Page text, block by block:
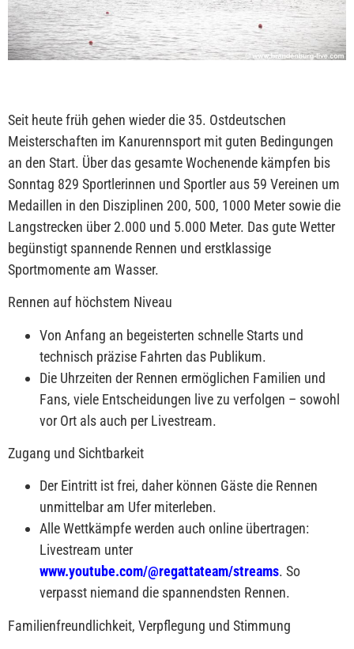
Seit heute früh gehen wieder die 35. Ostdeutschen
Meisterschaften im Kanurennsport mit guten Bedingungen
an den Start. Über das gesamte Wochenende kämpfen bis
Sonntag 829 Sportlerinnen und Sportler aus 59 Vereinen um
Medaillen in den Disziplinen 200, 500, 1000 Meter sowie die
Langstrecken über 2.000 und 5.000 Meter. Das gute Wetter
begünstigt spannende Rennen und erstklassige
Sportmomente am Wasser.
Rennen auf höchstem Niveau
Von Anfang an begeisterten schnelle Starts und
technisch präzise Fahrten das Publikum.
Die Uhrzeiten der Rennen ermöglichen Familien und
Fans, viele Entscheidungen live zu verfolgen – sowohl
vor Ort als auch per Livestream.
Zugang und Sichtbarkeit
Der Eintritt ist frei, daher können Gäste die Rennen
unmittelbar am Ufer miterleben.
Alle Wettkämpfe werden auch online übertragen:
Livestream unter
www.youtube.com/@regattateam/streams. So
verpasst niemand die spannendsten Rennen.
Familienfreundlichkeit, Verpflegung und Stimmung